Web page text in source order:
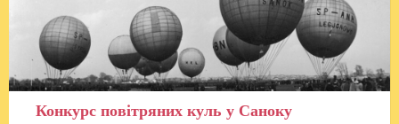
Конкурс повітряних куль у Саноку